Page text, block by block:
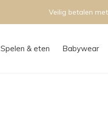
Spelen & eten Babywear
Veilig betalen